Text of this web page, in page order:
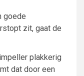
goede
zit, gaat de
plakkerig
dat door een